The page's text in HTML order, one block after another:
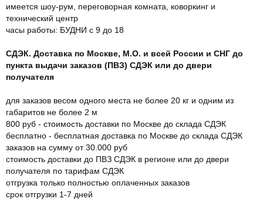
имеется шоу-рум, переговорная комната, коворкинг и
технический центр
часы работы: БУДНИ с 9 до 18
СДЭК. Доставка по Москве, М.О. и всей России и СНГ до
пункта выдачи заказов (ПВЗ) СДЭК или до двери
получателя
для заказов весом одного места не более 20 кг и одним из
габаритов не более 2 м
800 руб - стоимость доставки по Москве до склада СДЭК
бесплатно - бесплатная доставка по Москве до склада СДЭК
заказов на сумму от 30.000 руб
стоимость доставки до ПВЗ СДЭК в регионе или до двери
получателя по тарифам СДЭК
отгрузка только полностью оплаченных заказов
срок отгрузки 1-7 дней